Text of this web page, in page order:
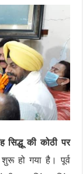
सिद्धू की कोठी पर
हो गया है। पूर्व